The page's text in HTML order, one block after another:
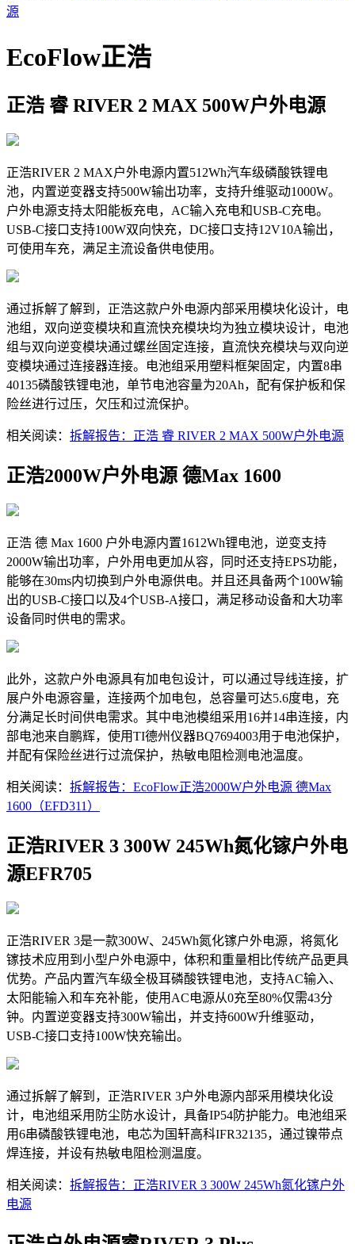
源
EcoFlow正浩
正浩 睿 RIVER 2 MAX 500W户外电源
正浩RIVER 2 MAX户外电源内置512Wh汽车级磷酸铁锂电
池，内置逆变器支持500W输出功率，支持升维驱动1000W。
户外电源支持太阳能板充电，AC输入充电和USB-C充电。
USB-C接口支持100W双向快充，DC接口支持12V10A输出，
可使用车充，满足主流设备供电使用。
通过拆解了解到，正浩这款户外电源内部采用模块化设计，电
池组，双向逆变模块和直流快充模块均为独立模块设计，电池
组与双向逆变模块通过螺丝固定连接，直流快充模块与双向逆
变模块通过连接器连接。电池组采用塑料框架固定，内置8串
40135磷酸铁锂电池，单节电池容量为20Ah，配有保护板和保
险丝进行过压，欠压和过流保护。
相关阅读： 拆解报告：正浩 睿 RIVER 2 MAX 500W户外电源
正浩2000W户外电源 德Max 1600
正浩 德 Max 1600 户外电源内置1612Wh锂电池，逆变支持
2000W输出功率，户外用电更加从容，同时还支持EPS功能，
能够在30ms内切换到户外电源供电。并且还具备两个100W输
出的USB-C接口以及4个USB-A接口，满足移动设备和大功率
设备同时供电的需求。
此外，这款户外电源具有加电包设计，可以通过导线连接，扩
展户外电源容量，连接两个加电包，总容量可达5.6度电，充
分满足长时间供电需求。其中电池模组采用16并14串连接，内
部电池来自鹏辉，使用TI德州仪器BQ7694003用于电池保护，
并配有保险丝进行过流保护，热敏电阻检测电池温度。
相关阅读： 拆解报告：EcoFlow正浩2000W户外电源 德Max
1600（EFD311）
正浩RIVER 3 300W 245Wh氮化镓户外电
源EFR705
正浩RIVER 3是一款300W、245Wh氮化镓户外电源，将氮化
镓技术应用到小型户外电源中，体积和重量相比传统产品更具
优势。产品内置汽车级全极耳磷酸铁锂电池，支持AC输入、
太阳能输入和车充补能，使用AC电源从0充至80%仅需43分
钟。内置逆变器支持300W输出，并支持600W升维驱动，
USB-C接口支持100W快充输出。
通过拆解了解到，正浩RIVER 3户外电源内部采用模块化设
计，电池组采用防尘防水设计，具备IP54防护能力。电池组采
用6串磷酸铁锂电池，电芯为国轩高科IFR32135，通过镍带点
焊连接，并设有热敏电阻检测温度。
相关阅读： 拆解报告：正浩RIVER 3 300W 245Wh氮化镓户外
电源